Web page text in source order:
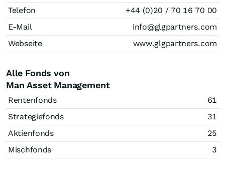
Telefon
+44 (0)20 / 70 16 70 00
E-Mail
info@glgpartners.com
Webseite
www.glgpartners.com
Alle Fonds von
Man Asset Management
Rentenfonds
61
Strategiefonds
31
Aktienfonds
25
Mischfonds
3